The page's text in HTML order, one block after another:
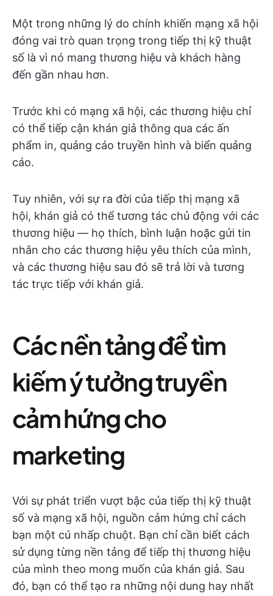
Một trong những lý do chính khiến mạng xã hội
đóng vai trò quan trọng trong tiếp thị kỹ thuật
số là vì nó mang thương hiệu và khách hàng
đến gần nhau hơn.
Trước khi có mạng xã hội, các thương hiệu chỉ
có thể tiếp cận khán giả thông qua các ấn
phẩm in, quảng cáo truyền hình và biển quảng
cáo.
Tuy nhiên, với sự ra đời của tiếp thị mạng xã
hội, khán giả có thể tương tác chủ động với các
thương hiệu — họ thích, bình luận hoặc gửi tin
nhắn cho các thương hiệu yêu thích của mình,
và các thương hiệu sau đó sẽ trả lời và tương
tác trực tiếp với khán giả.
Các nền tảng để tìm
kiếm ý tưởng truyền
cảm hứng cho
marketing
Với sự phát triển vượt bậc của tiếp thị kỹ thuật
số và mạng xã hội, nguồn cảm hứng chỉ cách
bạn một cú nhấp chuột. Bạn chỉ cần biết cách
sử dụng từng nền tảng để tiếp thị thương hiệu
của mình theo mong muốn của khán giả. Sau
đó, bạn có thể tạo ra những nội dung hay nhất